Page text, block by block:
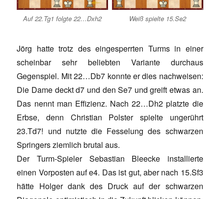
Auf 22.Tg1 folgte 22…Dxh2 Weiß spielte 15.Se2
Jörg hatte trotz des eingesperrten Turms in einer
scheinbar sehr beliebten Variante durchaus
Gegenspiel. Mit 22…Db7 konnte er dies nachweisen:
Die Dame deckt d7 und den Se7 und greift etwas an.
Das nennt man Effizienz. Nach 22…Dh2 platzte die
Erbse, denn Christian Polster spielte ungerührt
23.Td7! und nutzte die Fesselung des schwarzen
Springers ziemlich brutal aus.
Der Turm-Spieler Sebastian Bleecke installierte
einen Vorposten auf e4. Das ist gut, aber nach 15.Sf3
hätte Holger dank des Druck auf der schwarzen